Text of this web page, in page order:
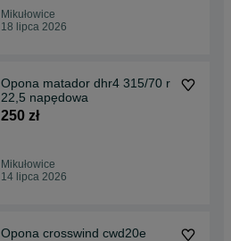
Mikułowice
18 lipca 2026
Opona matador dhr4 315/70 r
22,5 napędowa
250 zł
Mikułowice
14 lipca 2026
Opona crosswind cwd20e